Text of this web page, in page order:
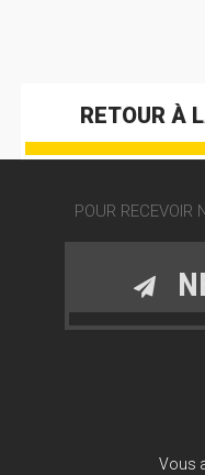
RETOUR À
POUR
Vous